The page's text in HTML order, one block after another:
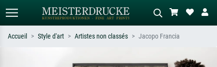
Accueil Style d'art Artistes non classés Jacopo Francia